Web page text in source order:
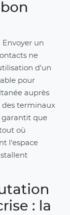
Envoyer un
ne
d'un
pour
auprès
des terminaux
garantit que
où
l'espace
: la